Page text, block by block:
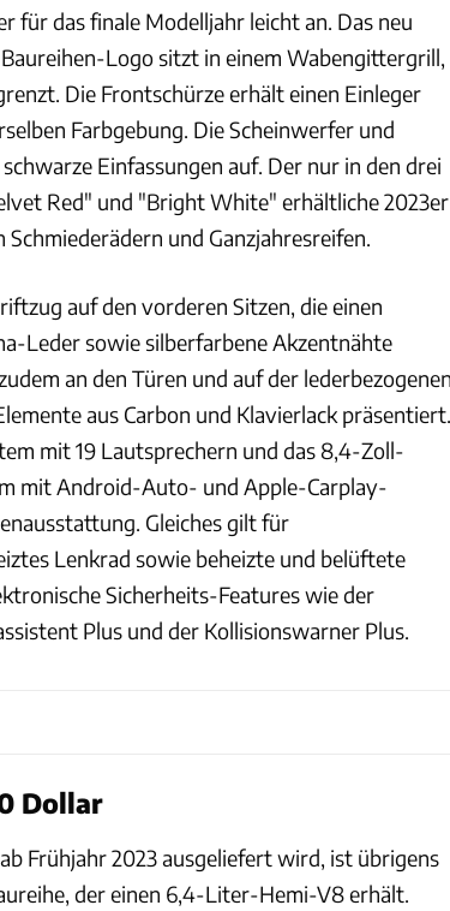
für das finale Modelljahr leicht an. Das neu
Logo sitzt in einem Wabengittergrill,
Die Frontschürze erhält einen Einleger
Farbgebung. Die Scheinwerfer und
Einfassungen auf. Der nur in den drei
Red" und "Bright White" erhältliche 2023er
und Ganzjahresreifen.
auf den vorderen Sitzen, die einen
Leder sowie silberfarbene Akzentnähte
an den Türen und auf der
aus Carbon und Klavierlack präsentiert.
mit 19 Lautsprechern und das 8,4-Zoll-
mit Android-Auto- und Apple-Carplay-
Gleiches gilt für
Lenkrad sowie beheizte und belüftete
Sicherheits-Features wie der
Plus und der Kollisionswarner Plus.
Dollar
Frühjahr 2023 ausgeliefert wird, ist übrigens
der einen 6,4-Liter-Hemi-V8 erhält.